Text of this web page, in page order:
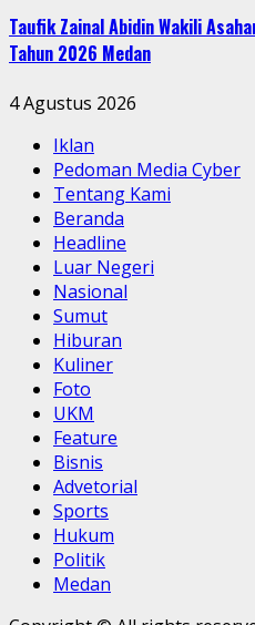
Taufik Zainal Abidin Wakili
Tahun 2026 Medan
4 Agustus 2026
Iklan
Pedoman Media Cyber
Tentang Kami
Beranda
Headline
Luar Negeri
Nasional
Sumut
Hiburan
Kuliner
Foto
UKM
Feature
Bisnis
Advetorial
Sports
Hukum
Politik
Medan